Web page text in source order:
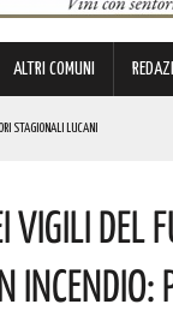
ALTRI COMUNI
STAGIONALI LUCANI
IL SUO NOME
Del
Incendio: